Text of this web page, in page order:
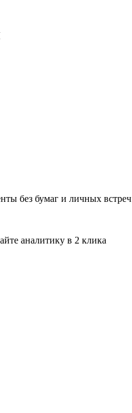
без бумаг и личных встреч
аналитику в 2 клика